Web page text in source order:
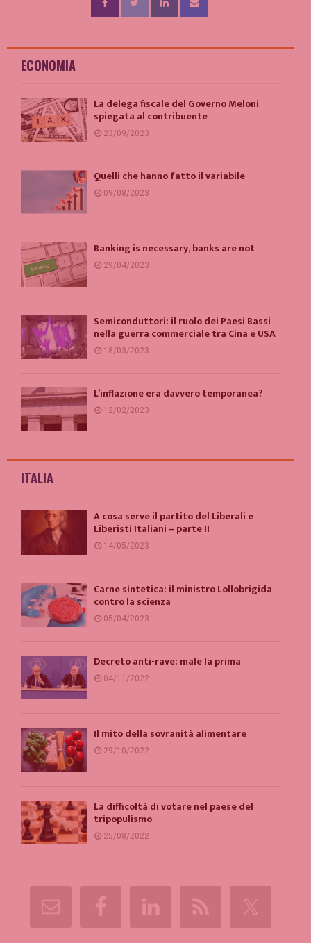
ECONOMIA
La delega fiscale del Governo Meloni
spiegata al contribuente
23/09/2023
Quelli che hanno fatto il variabile
09/08/2023
Banking is necessary, banks are not
29/04/2023
Semiconduttori: il ruolo dei Paesi Bassi
nella guerra commerciale tra Cina e USA
18/03/2023
L’inflazione era davvero temporanea?
12/02/2023
ITALIA
A cosa serve il partito del Liberali e
Liberisti Italiani – parte II
14/05/2023
Carne sintetica: il ministro Lollobrigida
contro la scienza
05/04/2023
Decreto anti-rave: male la prima
04/11/2022
Il mito della sovranità alimentare
29/10/2022
La difficoltà di votare nel paese del
tripopulismo
25/08/2022